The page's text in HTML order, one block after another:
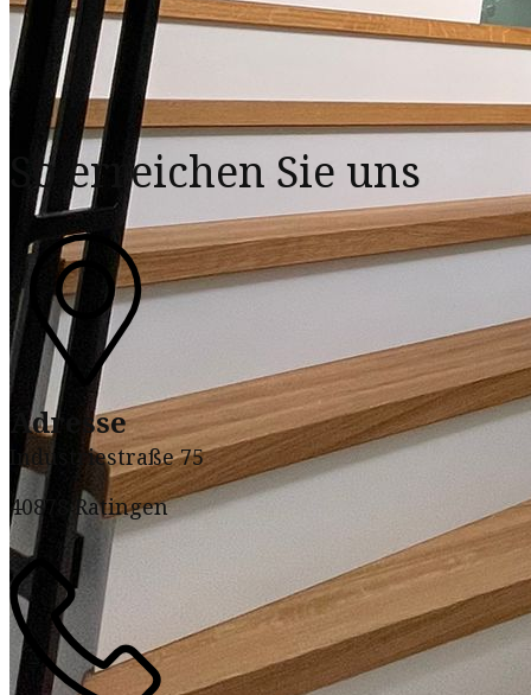
So erreichen Sie uns
Adresse
Industriestraße 75
40878 Ratingen